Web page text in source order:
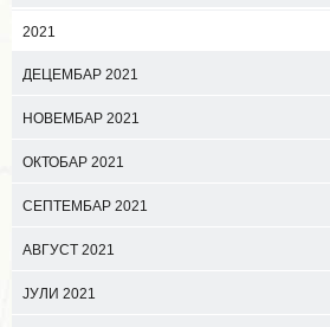
2021
ДЕЦЕМБАР 2021
НОВЕМБАР 2021
ОКТОБАР 2021
СЕПТЕМБАР 2021
АВГУСТ 2021
ЈУЛИ 2021